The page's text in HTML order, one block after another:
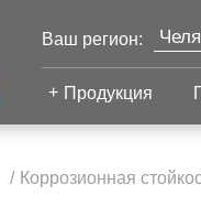
Ваш регион:
Продукция
Коррозионная